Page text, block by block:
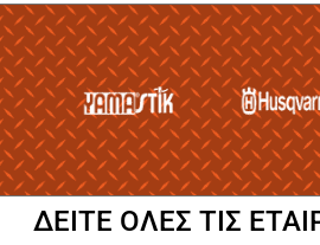
ΔΕΙΤΕ ΟΛΕΣ ΤΙΣ